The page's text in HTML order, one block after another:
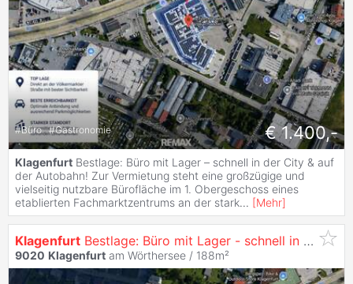
#Büro #Gastronomie € 1.400,-
Klagenfurt Bestlage: Büro mit Lager – schnell in der City & auf
der Autobahn! Zur Vermietung steht eine großzügige und
vielseitig nutzbare Bürofläche im 1. Obergeschoss eines
etablierten Fachmarktzentrums an der stark... [Mehr]
Klagenfurt Bestlage: Büro mit Lager - schnell in der City & auf der Autobahn!
9020 Klagenfurt am Wörthersee / 188m²